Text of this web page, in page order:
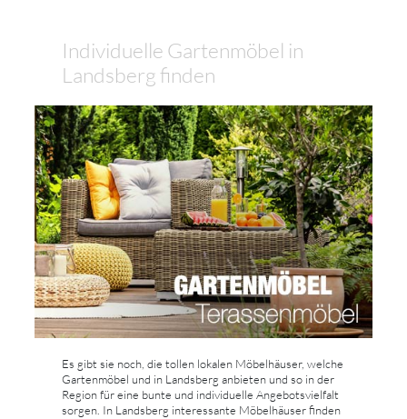
Individuelle Gartenmöbel in
Landsberg finden
Es gibt sie noch, die tollen lokalen Möbelhäuser, welche
Gartenmöbel und in Landsberg anbieten und so in der
Region für eine bunte und individuelle Angebotsvielfalt
sorgen. In Landsberg interessante Möbelhäuser finden